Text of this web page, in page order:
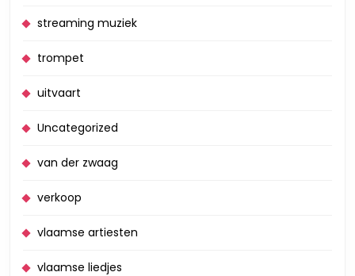
streaming muziek
trompet
uitvaart
Uncategorized
van der zwaag
verkoop
vlaamse artiesten
vlaamse liedjes